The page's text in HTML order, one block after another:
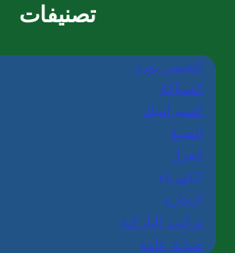
تصنيفات
الجبس بورد
السباكة
السيراميك
الصبغ
العزل
الكهرباء
النجارة
تركيب الباركية
صيانة عامة